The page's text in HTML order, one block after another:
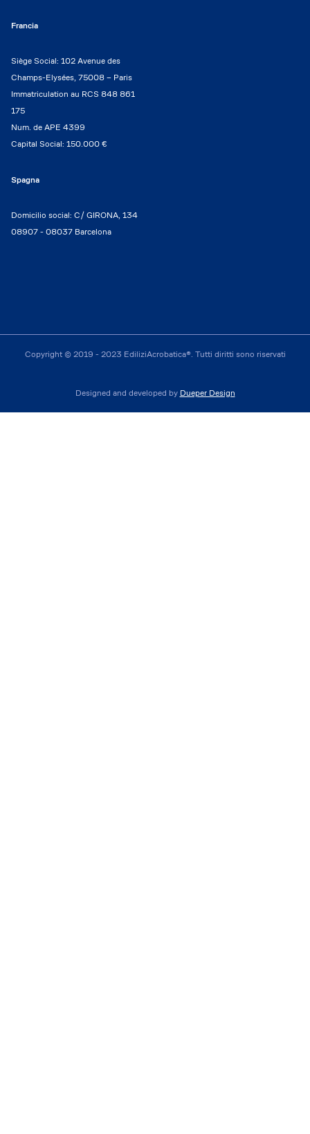
Francia
Siège Social: 102 Avenue des
Champs-Elysées, 75008 – Paris
Immatriculation au RCS 848 861
175
Num. de APE 4399
Capital Social: 150.000 €
Spagna
Domicilio social: C/ GIRONA, 134
08907 - 08037 Barcelona
Copyright © 2019 - 2023 EdiliziAcrobatica®. Tutti diritti sono riservati
Designed and developed by Dueper Design